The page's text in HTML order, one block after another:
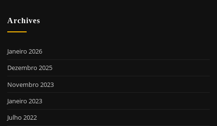
Archives
Janeiro 2026
Dezembro 2025
Novembro 2023
Janeiro 2023
Julho 2022